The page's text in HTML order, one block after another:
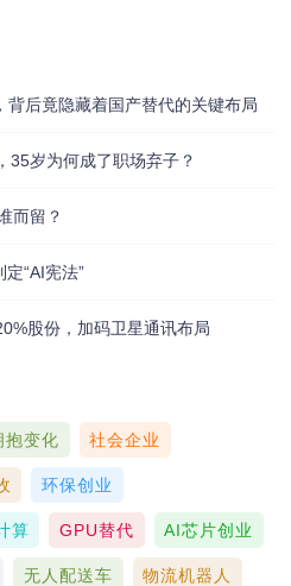
后竟隐藏着国产替代的关键布局
35岁为何成了职场弃子？
而留？
“AI宪法”
股份，加码卫星通讯布局
抱变化 社会企业
环保创业
算 GPU替代 AI芯片创业
无人配送车 物流机器人